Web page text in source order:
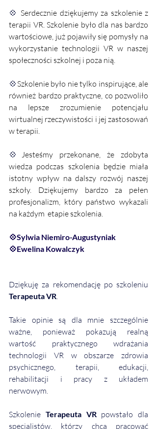
💠 Serdecznie dziękujemy za szkolenie z
terapii VR. Szkolenie było dla nas bardzo
wartościowe, już pojawiły się pomysły na
wykorzystanie technologii VR w naszej
społeczności szkolnej i poza nią.
💠Szkolenie było nie tylko inspirujące, ale
również bardzo praktyczne, co pozwoliło
na lepsze zrozumienie potencjału
wirtualnej rzeczywistości i jej zastosowań
w terapii.
💠
Jesteśmy przekonane, że zdobyta
wiedza podczas szkolenia będzie miała
istotny wpływ na dalszy rozwój naszej
szkoły. Dziękujemy bardzo za pełen
profesjonalizm, który państwo wykazali
na każdym  etapie szkolenia.
💠Sylwia Niemiro-Augustyniak
💠Ewelina Kowalczyk
Terapeuta VR
Takie opinie są dla mnie szczególnie
ważne, ponieważ pokazują realną
wartość praktycznego wdrażania
technologii VR w obszarze zdrowia
psychicznego, terapii, edukacji,
rehabilitacji i pracy z układem
nerwowym.
Szkolenie Terapeuta VR powstało dla
specjalistów, którzy chcą pracować